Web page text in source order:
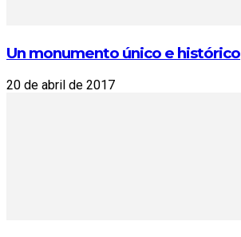
Un monumento único e histórico
20 de abril de 2017